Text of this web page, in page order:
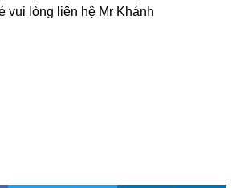
vui lòng liên hệ Mr Khánh